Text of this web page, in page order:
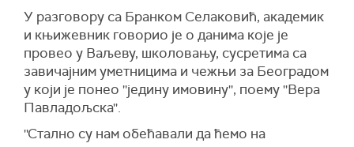
У разговору са Бранком Селаковић, академик
и књижевник говорио је о данима које је
провео у Ваљеву, школовању, сусретима са
завичајним уметницима и чежњи за Београдом
у који је понео ''једину имовину'', поему ''Вера
Павладољска''.
''Стално су нам обећавали да ћемо на